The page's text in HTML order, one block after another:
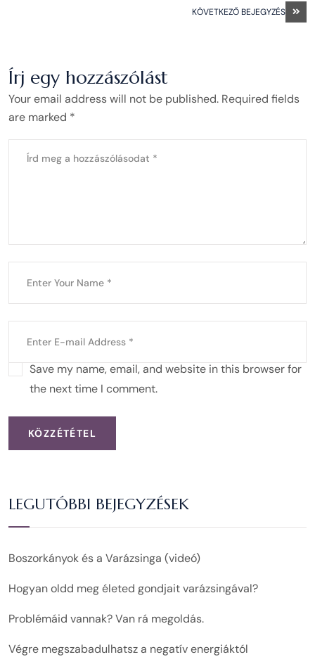
KÖVETKEZŐ BEJEGYZÉS
Írj egy hozzászólást
Your email address will not be published. Required fields
are marked *
Save my name, email, and website in this browser for
the next time I comment.
KÖZZÉTÉTEL
LEGUTÓBBI BEJEGYZÉSEK
Boszorkányok és a Varázsinga (videó)
Hogyan oldd meg életed gondjait varázsingával?
Problémáid vannak? Van rá megoldás.
Végre megszabadulhatsz a negatív energiáktól